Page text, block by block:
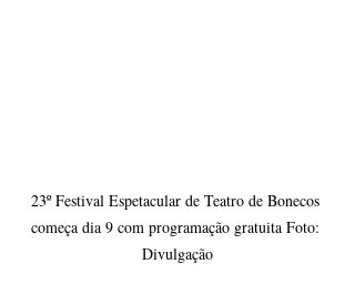
23º Festival Espetacular de Teatro de Bonecos
começa dia 9 com programação gratuita Foto:
Divulgação